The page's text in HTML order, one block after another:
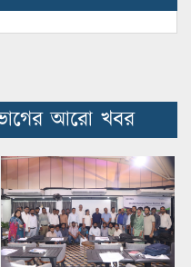
আরো খবর